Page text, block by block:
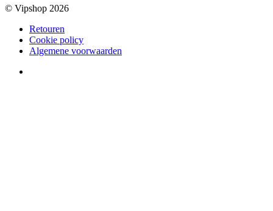
© Vipshop 2026
Retouren
Cookie policy
Algemene voorwaarden